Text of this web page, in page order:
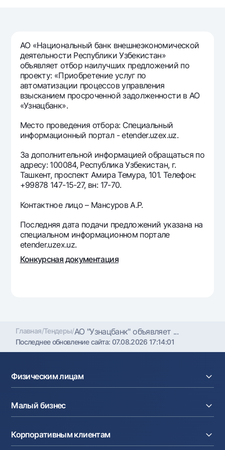
Золотые слитки от НБУ
Серебряный депозит
Visa FIFA
Mastercard
Зарплатные
Garmin pay
Тарифы
Акции
Мобильное приложение Milliy
Часто задаваемые вопросы
Ищите по сайту
Найти
Часто задаваемые вопросы
Офисы и банкоматы
Согласие на обработку персональных данных
АО «Национальный банк внешнеэкономической
деятельности Республики Узбекистан»
объявляет отбор наилучших предложений по
проекту: «Приобретение услуг по
автоматизации процессов управления
взысканием просроченной задолженности в АО
«Узнацбанк».
Место проведения отбора: Специальный
информационный портал - etender.uzex.uz.
За дополнительной информацией обращаться по
адресу: 100084, Республика Узбекистан, г.
Ташкент, проспект Амира Темура, 101. Телефон:
+99878 147-15-27, вн: 17-70.
Контактное лицо – Мансуров А.Р.
Последняя дата подачи предложений указана на
специальном информационном портале
etender.uzex.uz.
Конкурсная документация
Главная/Тендеры/АО "Узнацбанк" объявляет ...
Последнее обновление сайта:07.08.2026 17:14:01
Физическим лицам
Вклады
Карты
Курсы валют
Денежные переводы
Малый бизнес
Кредиты
Корпоративным клиентам